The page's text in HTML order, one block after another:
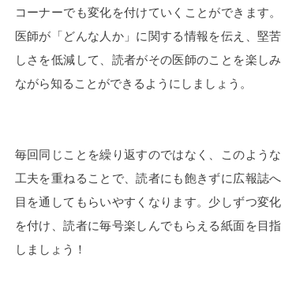
コーナーでも変化を付けていくことができます。
医師が「どんな人か」に関する情報を伝え、堅苦
しさを低減して、読者がその医師のことを楽しみ
ながら知ることができるようにしましょう。
毎回同じことを繰り返すのではなく、このような
工夫を重ねることで、読者にも飽きずに広報誌へ
目を通してもらいやすくなります。少しずつ変化
を付け、読者に毎号楽しんでもらえる紙面を目指
しましょう！